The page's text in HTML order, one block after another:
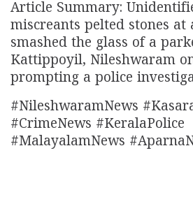
Article Summary:
miscreants pelted stones at
smashed the glass of a
Kattippoyil, Nileshwaram
prompting a police
#NileshwaramNews
#CrimeNews #KeralaPolice
#MalayalamNews